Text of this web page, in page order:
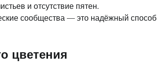
и отсутствие пятен.
сообщества — это надёжный способ
цветения